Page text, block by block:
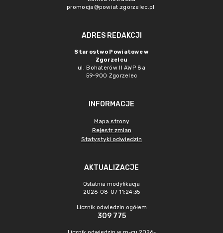
promocja@powiat.zgorzelec.pl
ADRES REDAKCJI
Starostwo Powiatowe w
Zgorzelcu
ul. Bohaterów II AWP 8a
59-900 Zgorzelec
INFORMACJE
Mapa strony
Rejestr zmian
Statystyki odwiedzin
AKTUALIZACJE
Ostatnia modyfikacja
2026-08-07 11:24:35
Licznik odwiedzin ogółem
309 775